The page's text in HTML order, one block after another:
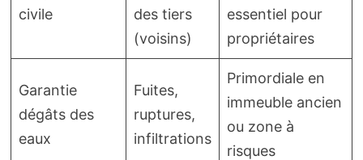
civile
des tiers
(voisins)
essentiel pour
propriétaires
Garantie
dégâts des
eaux
Fuites,
ruptures,
infiltrations
Primordiale en
immeuble ancien
ou zone à
risques